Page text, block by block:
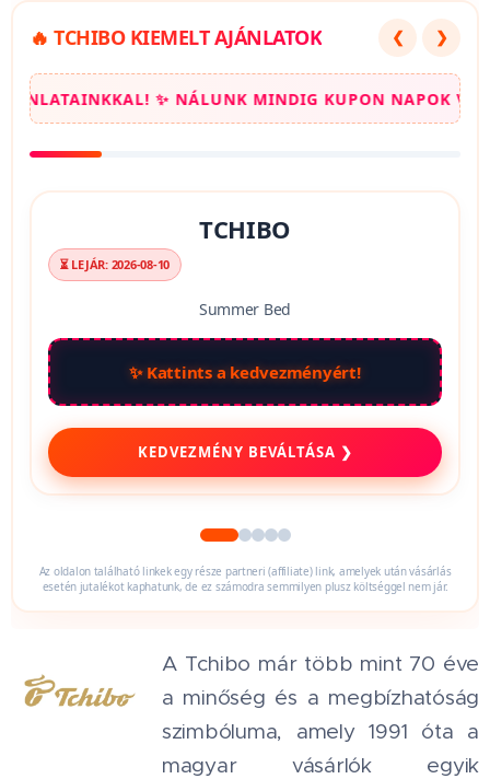
🔥 TCHIBO KIEMELT AJÁNLATOK ❮ ❯
KUPON NAPOK VANNAK! ✨ CSAPJ LE A
TCHIBO
⏳ LEJÁR: 2026-08-10
Summer Bed
✨ Kattints a kedvezményért!
KEDVEZMÉNY BEVÁLTÁSA ❯
Az oldalon található linkek egy része partneri (affiliate) link, amelyek után vásárlás
esetén jutalékot kaphatunk, de ez számodra semmilyen plusz költséggel nem jár.
A Tchibo már több mint 70 éve
a minőség és a megbízhatóság
szimbóluma, amely 1991 óta a
magyar vásárlók egyik